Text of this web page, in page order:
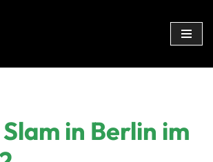
in Berlin im